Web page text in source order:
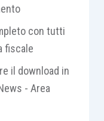
in maniera
presenza di più di
, in caso di
è disciplinato
con tutti
fiscale
il download in
- Area